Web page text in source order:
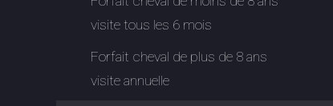
visite tous les 6 mois Forfait
Forfait cheval de plus de 8 ans
visite annuelle Forfait